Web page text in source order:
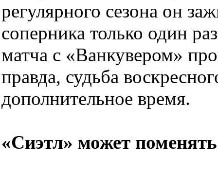
регулярного сезона он
соперника только один
матча с «Ванкувером»
правда, судьба
дополнительное время.
«Сиэтл» может